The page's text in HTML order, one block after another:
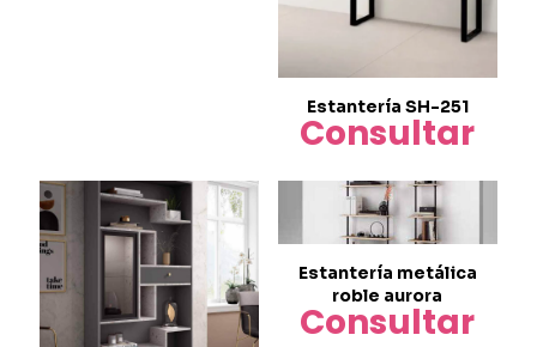
Estantería SH-251
Consultar
Estantería metálica
roble aurora
Consultar